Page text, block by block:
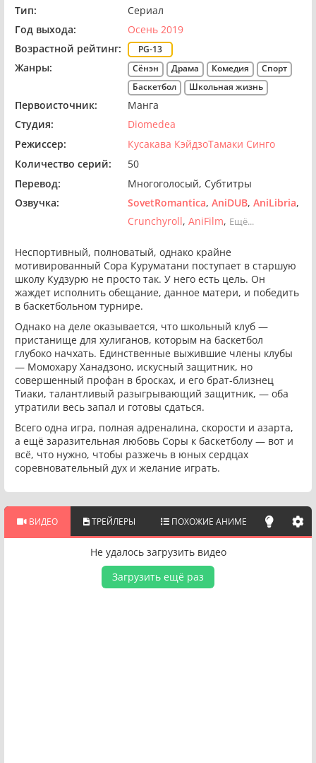
Тип:
Сериал
Год выхода:
Осень 2019
Возрастной рейтинг:
PG-13
Жанры: Сёнэн Драма Комедия
Спорт
Баскетбол
Школьная жизнь
Первоисточник:
Манга
Студия:
Diomedea
Режиссер:
Кусакава КэйдзоТамаки Синго
Количество серий:
50
Перевод:
Многоголосый Субтитры
Озвучка:
SovetRomantica AniDUB AniLibria
Crunchyroll AniFilm Ещё...
Неспортивный, полноватый, однако крайне
мотивированный Сора Куруматани поступает в старшую
школу Кудзурю не просто так. У него есть цель. Он
жаждет исполнить обещание, данное матери, и победить
в баскетбольном турнире.
Однако на деле оказывается, что школьный клуб —
пристанище для хулиганов, которым на баскетбол
глубоко начхать. Единственные выжившие члены клубы
— Момохару Ханадзоно, искусный защитник, но
совершенный профан в бросках, и его брат-близнец
Тиаки, талантливый разыгрывающий защитник, — оба
утратили весь запал и готовы сдаться.
Всего одна игра, полная адреналина, скорости и азарта,
а ещё заразительная любовь Соры к баскетболу — вот и
всё, что нужно, чтобы разжечь в юных сердцах
соревновательный дух и желание играть.
ВИДЕО ТРЕЙЛЕРЫ ПОХОЖИЕ АНИМЕ
Не удалось загрузить видео
Загрузить ещё раз